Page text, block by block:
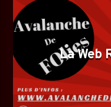
La Web